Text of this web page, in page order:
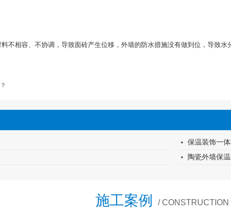
相容、不协调，导致面砖产生位移，外墙的防水措施没有做到位，导致水
保温装饰一
陶瓷外墙保
施工案例 / CONSTRUCTION